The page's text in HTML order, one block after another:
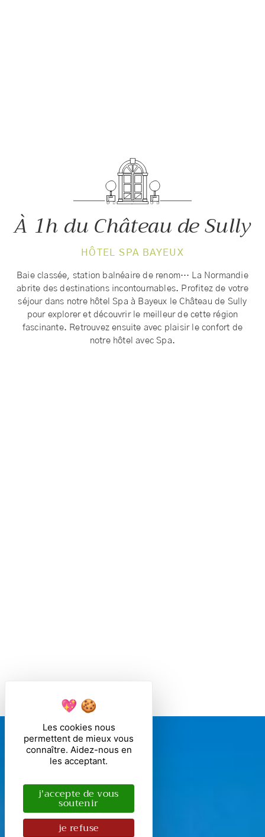
À 1h du Château de Sully
HÔTEL SPA BAYEUX
Baie classée, station balnéaire de renom… La Normandie
abrite des destinations incontournables. Profitez de votre
séjour dans notre hôtel Spa à Bayeux le Château de Sully
pour explorer et découvrir le meilleur de cette région
fascinante. Retrouvez ensuite avec plaisir le confort de
notre hôtel avec Spa.
Les cookies nous
permettent de mieux vous
connaître. Aidez-nous en
les acceptant.
j'accepte de vous
soutenir
je refuse